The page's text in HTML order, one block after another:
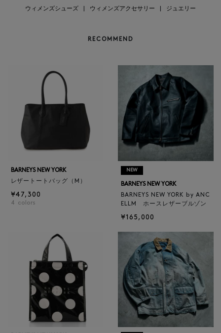
ウィメンズシューズ ウィメンズアクセサリー ジュエリー
RECOMMEND
BARNEYS NEW YORK
レザートートバッグ（M）
¥47,300
4 colors
NEW
BARNEYS NEW YORK
BARNEYS NEW YORK by ANC
ELLM ホースレザーブルゾン
¥165,000